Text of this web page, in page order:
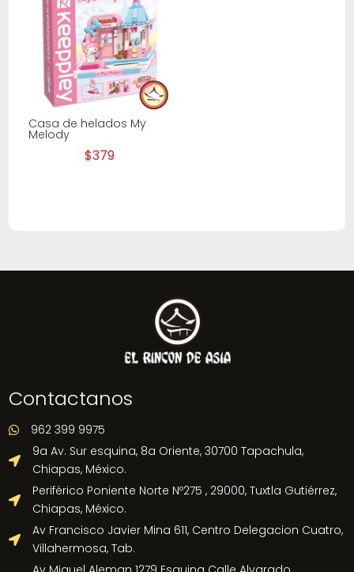
Casa de helados My
Melody
$379
Contactanos
 962 399 9975

9a Av. Sur esquina, 8a Oriente, 30700 Tapachula,
Chiapas, México.

Periférico Poniente Norte Nº275 , 29000, Tuxtla Gutiérrez,
Chiapas, México.

Av Francisco Javier Mina 611, Centro Delegacion Cuatro,
Villahermosa, Tab.